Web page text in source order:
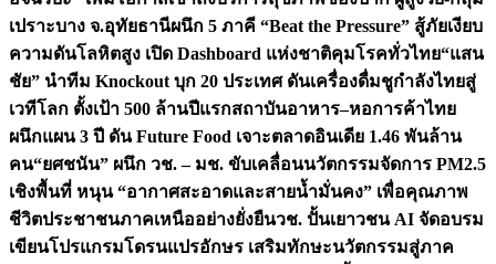
เปราะบาง จ.อุทัยธานีผนึก 5 ภาคี “Beat the Pressure” สู้ภัยเงียบ
ความดันโลหิตสูง เปิด Dashboard แห่งชาติคุมโรคทั่วไทย“แสน
ชัย” นำทีม Knockout บุก 20 ประเทศ ดันเครื่องดื่มชูกำลังไทยสู่
เวทีโลก ตั้งเป้า 500 ล้านปีแรกสถาบันอาหาร–หอการค้าไทย
ผนึกแผน 3 ปี ดัน Future Food เจาะตลาดอินเดีย 1.46 พันล้าน
คน“ยศชนัน” ผนึก วช. – มช. ขับเคลื่อนนวัตกรรมจัดการ PM2.5
เชิงพื้นที่ หนุน “อากาศสะอาดและสายน้ำมั่นคง” เพื่อคุณภาพ
ชีวิตประชาชนภาคเหนืออย่างยั่งยืนวช. ปั้นเยาวชน AI จัดอบรม
เขียนโปรแกรมโดรนแปรอักษร เสริมทักษะนวัตกรรมสู่ภาค